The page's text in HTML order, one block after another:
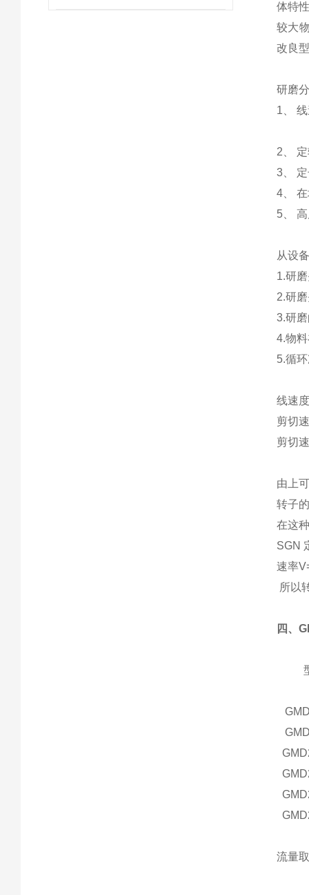
体特
较大
改良
研磨
1
2
3
4
5
从设
1.研
2.研
3.研
4.物
5.循
线速
剪切
剪切
由上
转子
在这
SGN
速率
所以
四、
GMD
GMD
GMD
GMD
流量